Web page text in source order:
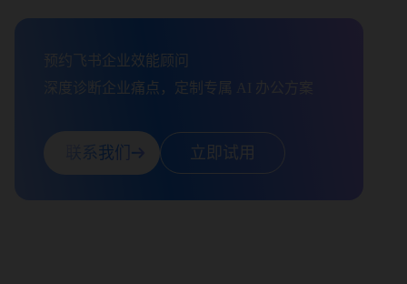
预约飞书企业效能顾问
深度诊断企业痛点，定制专属 AI 办公方案
联系我们 立即试用